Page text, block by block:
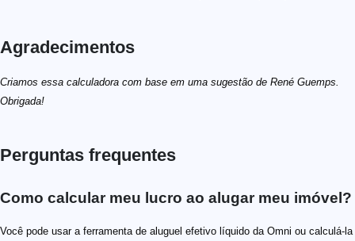
Agradecimentos
Criamos essa calculadora com base em uma sugestão de René Guemps.
Obrigada!
Perguntas frequentes
Como calcular meu lucro ao alugar meu imóvel?
Você pode usar a ferramenta de aluguel efetivo líquido da Omni ou calculá-la